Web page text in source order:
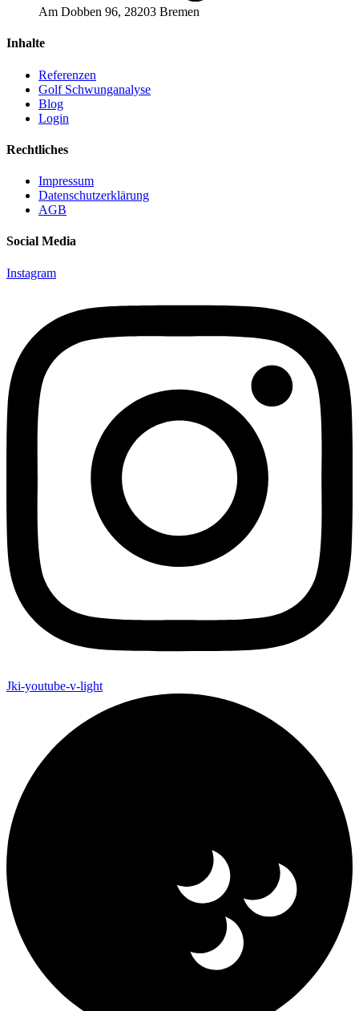
Am Dobben 96, 28203 Bremen
Inhalte
Referenzen
Golf Schwunganalyse
Blog
Login
Rechtliches
Impressum
Datenschutzerklärung
AGB
Social Media
Instagram
Jki-youtube-v-light